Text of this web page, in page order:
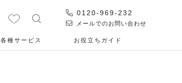
0120-969-232
メールでのお問い合わせ
各種サービス お役⽴ちガイド